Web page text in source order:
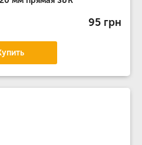
95 грн